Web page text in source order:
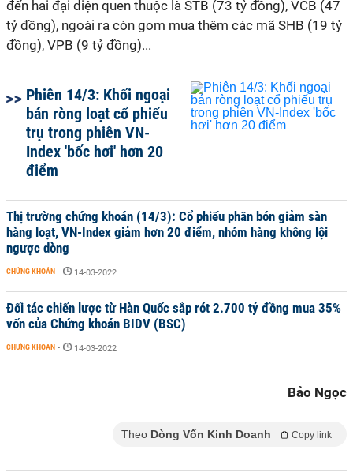
đến hai đại diện quen thuộc là STB (73 tỷ đồng), VCB (47
tỷ đồng), ngoài ra còn gom mua thêm các mã SHB (19 tỷ
đồng), VPB (9 tỷ đồng)...
Phiên 14/3: Khối ngoại
bán ròng loạt cổ phiếu
trụ trong phiên VN-
Index 'bốc hơi' hơn 20
điểm
Thị trường chứng khoán (14/3): Cổ phiếu phân bón giảm sàn
hàng loạt, VN-Index giảm hơn 20 điểm, nhóm hàng không lội
ngược dòng
CHỨNG KHOÁN - 14-03-2022
Đối tác chiến lược từ Hàn Quốc sắp rót 2.700 tỷ đồng mua 35%
vốn của Chứng khoán BIDV (BSC)
CHỨNG KHOÁN - 14-03-2022
Bảo Ngọc
Theo Dòng Vốn Kinh Doanh Copy link